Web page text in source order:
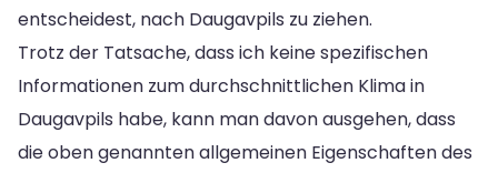
entscheidest, nach Daugavpils zu ziehen.
Trotz der Tatsache, dass ich keine spezifischen
Informationen zum durchschnittlichen Klima in
Daugavpils habe, kann man davon ausgehen, dass
die oben genannten allgemeinen Eigenschaften des